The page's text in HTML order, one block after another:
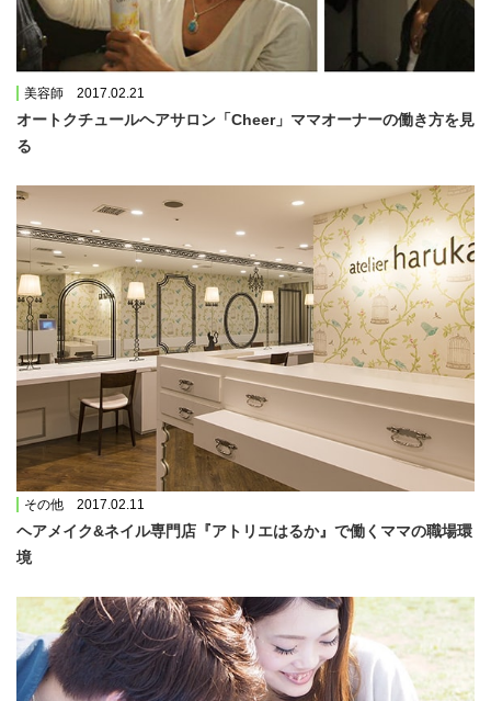
美容師 2017.02.21
オートクチュールヘアサロン「Cheer」ママオーナーの働き方を見
る
その他 2017.02.11
ヘアメイク&ネイル専門店『アトリエはるか』で働くママの職場環
境